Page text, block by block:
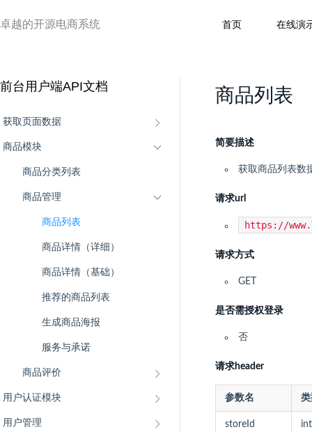
卓越的开源电商系统 首页 在线演
前台用户端API文档
获取页面数据
商品模块
商品分类列表
商品管理
商品列表
商品详情（详细）
商品详情（基础）
推荐的商品列表
生成商品海报
服务与承诺
商品评价
用户认证模块
用户管理
商品列表
简要描述
获取商品列表数
请求url
https://
请求方式
GET
是否需授权登录
否
请求header
参数名
storeId int